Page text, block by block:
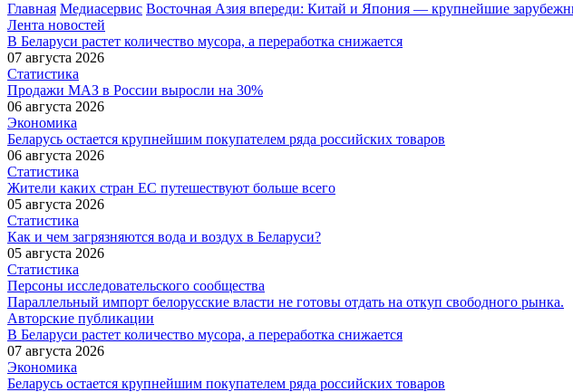
Главная Медиасервис Восточная Азия впереди: Китай и Япония — крупнейшие
Лента новостей
В Беларуси растет количество мусора, а переработка снижается
07 августа 2026
Статистика
Продажи МАЗ в России выросли на 30%
06 августа 2026
Экономика
Беларусь остается крупнейшим покупателем ряда российских товаров
06 августа 2026
Статистика
Жители каких стран ЕС путешествуют больше всего
05 августа 2026
Статистика
Как и чем загрязняются вода и воздух в Беларуси?
05 августа 2026
Статистика
Персоны исследовательского сообщества
Параллельный импорт белорусские власти не готовы отдать на откуп свободного рынка.
Авторские публикации
В Беларуси растет количество мусора, а переработка снижается
07 августа 2026
Экономика
Беларусь остается крупнейшим покупателем ряда российских товаров